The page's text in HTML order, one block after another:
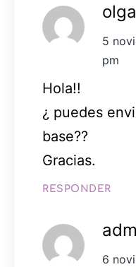
olga
5
pm
Hola!!
¿ puedes
base??
Gracias.
RESPONDER
6